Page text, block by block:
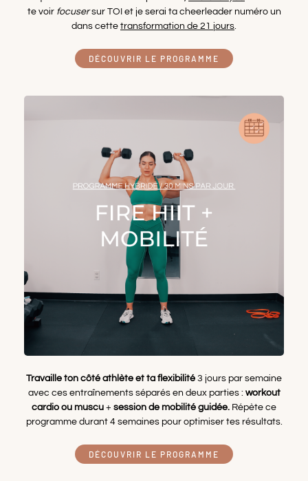
te voir focusersur TOI et je serai ta cheerleader numéro un
dans cette transformation de 21 jours.
DÉCOUVRIR LE PROGRAMME
Travaille ton côté athlète et ta flexibilité 3 jours par semaine
avec ces entraînements séparés en deux parties : workout
cardio ou muscu + session de mobilité guidée. Répète ce
programme durant 4 semaines pour optimiser tes résultats.
DÉCOUVRIR LE PROGRAMME